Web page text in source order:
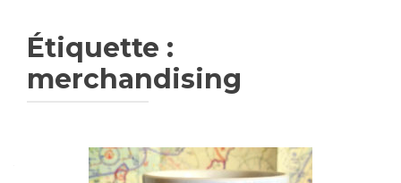
Étiquette :
merchandising